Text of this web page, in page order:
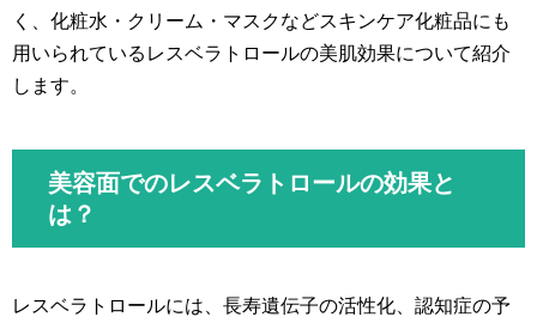
く、化粧水・クリーム・マスクなどスキンケア化粧品にも
用いられているレスベラトロールの美肌効果について紹介
します。
美容面でのレスベラトロールの効果と
は？
レスベラトロールには、長寿遺伝子の活性化、認知症の予